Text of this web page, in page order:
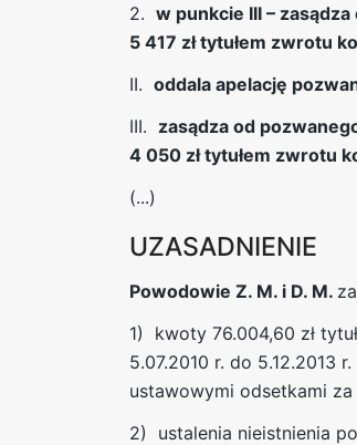
2. w punkcie III –
5 417 zł tytułem zwrotu
II. oddala apelację
III. zasądza od
4 050 zł tytułem zwrotu
(...)
UZASADNIENIE
Powodowie Z. M. i D. M.
1) kwoty 76.004,60 zł
5.07.2010 r. do 5.12.2013
ustawowymi odsetkami
2) ustalenia nieistnienia